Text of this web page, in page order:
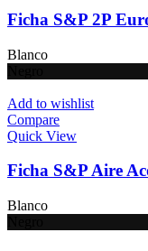
Ficha S&P 2P
Blanco
Add to wishlist
Compare
Quick View
Ficha S&P Aire
Blanco